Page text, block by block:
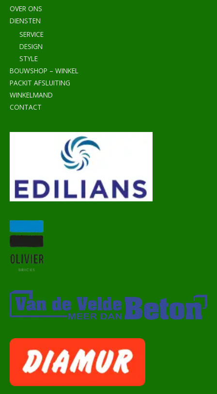
OVER ONS
DIENSTEN
SERVICE
DESIGN
STYLE
BOUWSHOP – WINKEL
PACKIT AFSLUITING
WINKELMAND
CONTACT